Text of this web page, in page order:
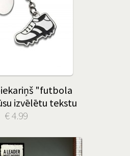
"futbola
izvēlētu tekstu
€ 4.99